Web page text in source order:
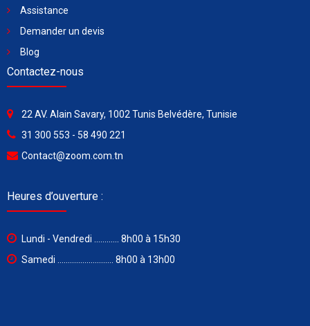
Assistance
Demander un devis
Blog
Contactez-nous
22 AV. Alain Savary, 1002 Tunis Belvédère, Tunisie
31 300 553 - 58 490 221
Contact@zoom.com.tn
Heures d’ouverture :
Lundi - Vendredi ............ 8h00 à 15h30
Samedi ........................... 8h00 à 13h00